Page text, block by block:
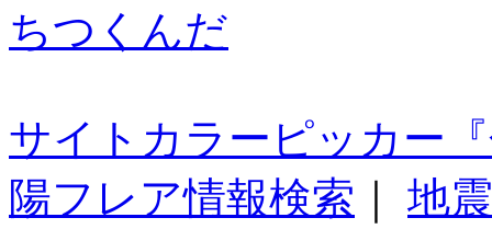
ちつくんだ
サイトカラーピッカー
陽フレア情報検索
地